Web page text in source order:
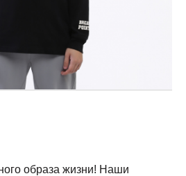
образа жизни! Наши